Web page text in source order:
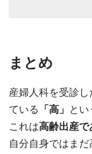
まとめ
産婦人科を受診
ている
「高」
とい
これは高齢出産で
自分自身ではま